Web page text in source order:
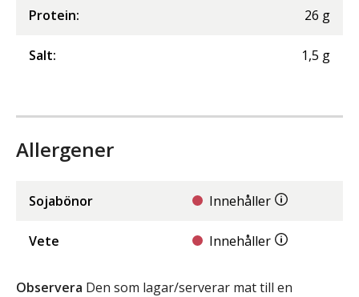
Protein: 26 g
Salt: 1,5 g
Allergener
Sojabönor Innehåller
Vete Innehåller
Observera Den som lagar/serverar mat till en